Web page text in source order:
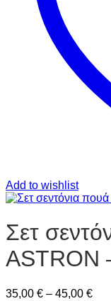
Add to wishlist
Σετ
ASTRON
35,00 € – 45,00 €